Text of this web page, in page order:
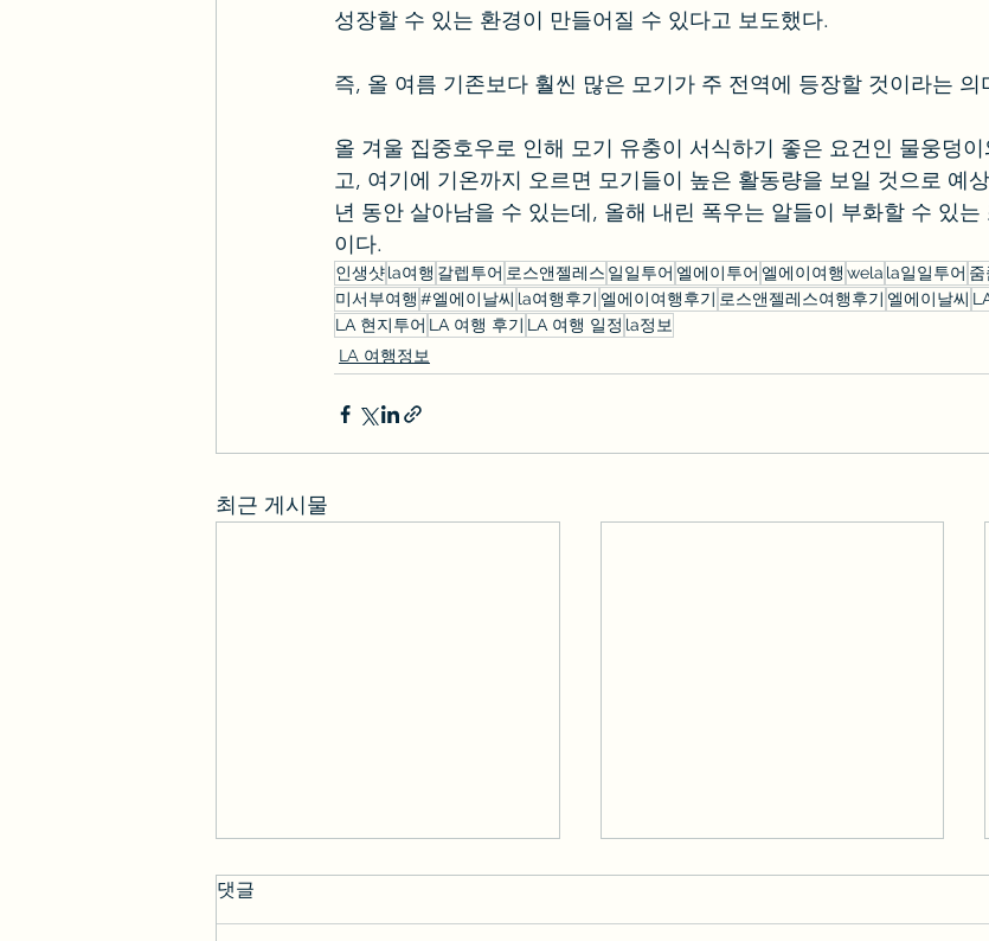
성장할 수 있는 환경이 만들어질 수 있다고 보도했다.
즉, 올 여름 기존보다 훨씬 많은 모기가 주 전역에 등장할 것이라는 의
올 겨울 집중호우로 인해 모기 유충이 서식하기 좋은 요건인 물웅덩
고, 여기에 기온까지 오르면 모기들이 높은 활동량을 보일 것으로 예
년 동안 살아남을 수 있는데, 올해 내린 폭우는 알들이 부화할 수 있는
이다.
인생샷la여행 갈렙투어 로스앤젤레스 일일투어 엘에이투어 엘에이여행 wela la일일투어 줌
미서부여행 #엘에이날씨 la여행후기 엘에이여행후기 로스앤젤레스여행후기 엘에이날씨
LA 현지투어 LA 여행 후기 LA 여행 일정 la정보
LA 여행정보
최근 게시물
LACMA 축제! '블록 파티(Block
댓글